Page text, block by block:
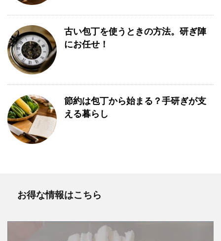
古い包丁を使うときの方法。研ぎ陣
にお任せ！
節約は包丁から始まる？手研ぎが支
える暮らし
お得な情報はこちら